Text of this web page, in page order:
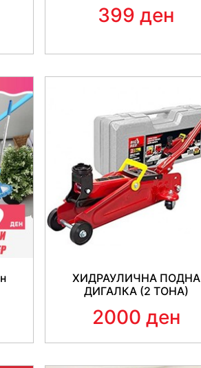
399 ден
ХИДРАУЛИЧНА ПОДНА
ДИГАЛКА (2 ТОНА)
2000 ден